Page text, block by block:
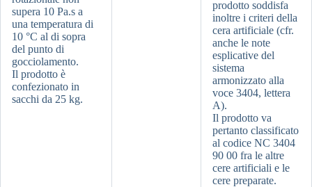
supera 10 Pa.s a
una temperatura di
10 °C al di sopra
del punto di
gocciolamento.
Il prodotto è
confezionato in
sacchi da 25 kg.
prodotto soddisfa
inoltre i criteri della
cera artificiale (cfr.
anche le note
esplicative del
sistema
armonizzato alla
voce 3404, lettera
A).
Il prodotto va
pertanto classificato
al codice NC 3404
90 00 fra le altre
cere artificiali e le
cere preparate.